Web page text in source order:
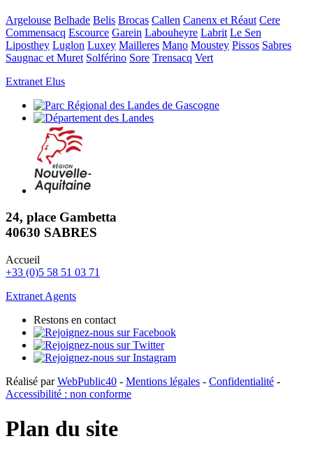
Argelouse Belhade Belis Brocas Callen Canenx et Réaut Cere
Commensacq Escource Garein Labouheyre Labrit Le Sen
Liposthey Luglon Luxey Mailleres Mano Moustey Pissos Sabres
Saugnac et Muret Solférino Sore Trensacq Vert
Extranet Elus
24, place Gambetta
40630 SABRES
Accueil
+33 (0)5 58 51 03 71
Extranet Agents
Restons en contact
Réalisé parWebPublic40 - Mentions légales - Confidentialité -
Accessibilité : non conforme
Plan du site